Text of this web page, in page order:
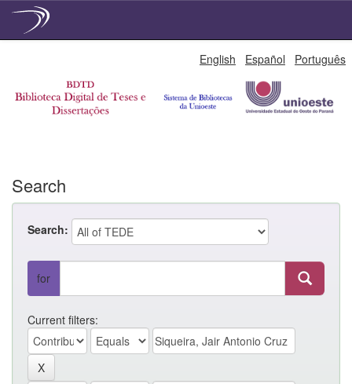
English Español Português
Search
Search:
for
Current filters: